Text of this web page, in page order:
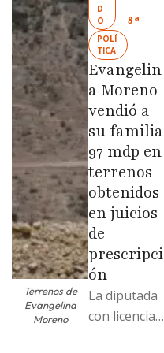
Limpia” en
colonias de
las …
Terrenos de
Evangelina
Moreno
D
O
POLÍ
TICA
ga
Evangelin
a Moreno
vendió a
su familia
97 mdp en
terrenos
obtenidos
en juicios
de
prescripci
ón
La diputada
con licencia